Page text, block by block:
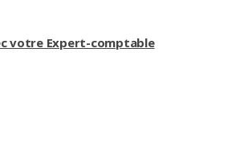
votre Expert-comptable